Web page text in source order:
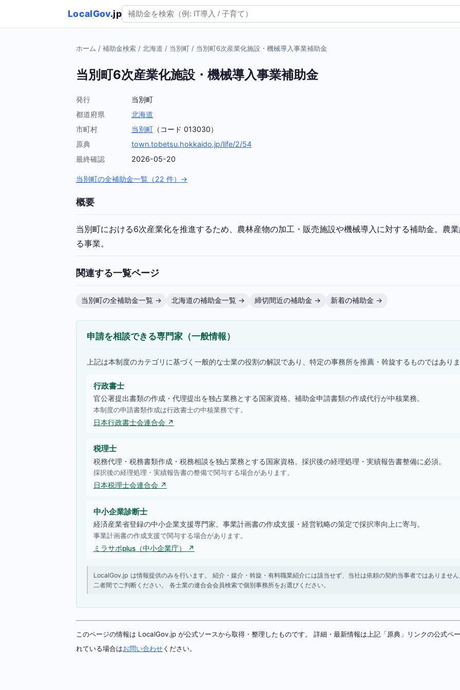
LocalGov.jp
ホーム / 補助金検索 / 北海道 / 当別町 / 当別町6次産業化施設・機械導入事業補助金
当別町6次産業化施設・機械導入事業補助金
発行
当別町
都道府県
北海道
市町村
当別町 （コード 013030）
原典
town.tobetsu.hokkaido.jp/life/2/54
最終確認
2026-05-20
当別町の全補助金一覧（22 件）→
概要
当別町における6次産業化を推進するため、農林産物の加工・販売施設や機械導入に対する補助金。農
る事業。
関連する一覧ページ
当別町の全補助金一覧 → 北海道の補助金一覧 → 締切間近の補助金 → 新着の補助金 →
申請を相談できる専門家（一般情報）
上記は本制度のカテゴリに基づく一般的な士業の役割の解説であり、特定の事務所を推薦・斡旋するものではあり
行政書士
官公署提出書類の作成・代理提出を独占業務とする国家資格。補助金申請書類の作成代行が中核業務。
本制度の申請書類作成は行政書士の中核業務です。
日本行政書士会連合会 ↗
税理士
税務代理・税務書類作成・税務相談を独占業務とする国家資格。採択後の経理処理・実績報告書整備に必須。
採択後の経理処理・実績報告書の整備で関与する場合があります。
日本税理士会連合会 ↗
中小企業診断士
経済産業省登録の中小企業支援専門家。事業計画書の作成支援・経営戦略の策定で採択率向上に寄与。
事業計画書の作成支援で関与する場合があります。
ミラサポplus（中小企業庁） ↗
LocalGov.jp は情報提供のみを行います。 紹介・媒介・斡旋・有料職業紹介には該当せず、当社は依頼の契約当事者ではありませ
二者間でご判断ください。 各士業の連合会会員検索で個別事務所をお選びください。
このページの情報は LocalGov.jp が公式ソースから取得・整理したものです。 詳細・最新情報は上記「原典」リンクの公式ペ
れている場合はお問い合わせください。